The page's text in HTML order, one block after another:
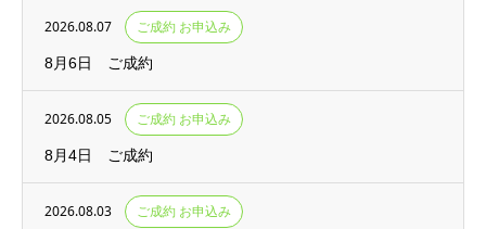
2026.08.07 ご成約 お申込み
8月6日 ご成約
2026.08.05 ご成約 お申込み
8月4日 ご成約
2026.08.03 ご成約 お申込み